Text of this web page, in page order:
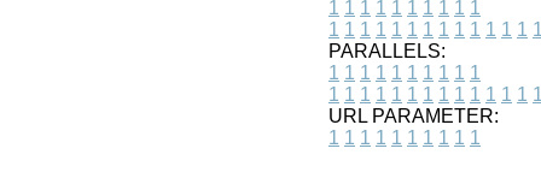
1 1 1 1 1 1 1 1 1 1
1 1 1 1 1 1 1 1 1 1 1 1 1 1
PARALLELS:
1 1 1 1 1 1 1 1 1 1
1 1 1 1 1 1 1 1 1 1 1 1 1 1
URL PARAMETER:
1 1 1 1 1 1 1 1 1 1